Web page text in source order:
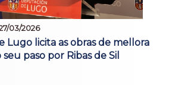
03/2026
Lugo licita as obras de mellora
paso por Ribas de Sil